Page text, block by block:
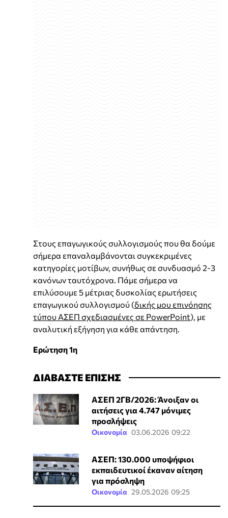
Στους επαγωγικούς συλλογισμούς που θα δούμε
σήμερα επαναλαμβάνονται συγκεκριμένες
κατηγορίες μοτίβων, συνήθως σε συνδυασμό 2-3
κανόνων ταυτόχρονα. Πάμε σήμερα να
επιλύσουμε 5 μέτριας δυσκολίας ερωτήσεις
επαγωγικού συλλογισμού (δικής μου επινόησης
τύπου ΑΣΕΠ σχεδιασμένες σε PowerPoint), με
αναλυτική εξήγηση για κάθε απάντηση.
Ερώτηση 1η
ΔΙΑΒΑΣΤΕ ΕΠΙΣΗΣ
ΑΣΕΠ 2ΓΒ/2026: Άνοιξαν οι
αιτήσεις για 4.747 μόνιμες
προσλήψεις
Οικονομία 03.06.2026 09:22
ΑΣΕΠ: 130.000 υποψήφιοι
εκπαιδευτικοί έκαναν αίτηση
για πρόσληψη
Οικονομία 29.05.2026 09:25